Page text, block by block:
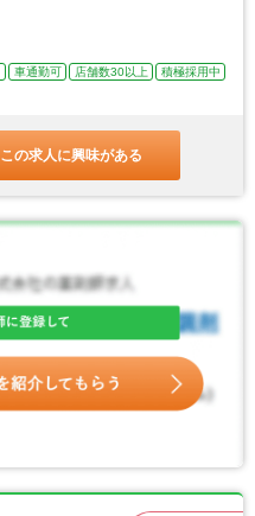
車通勤可 店舗数30以上
積極採用中
この求人に興味がある